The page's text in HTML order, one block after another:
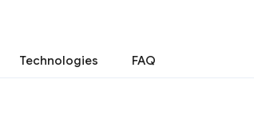
Technologies FAQ